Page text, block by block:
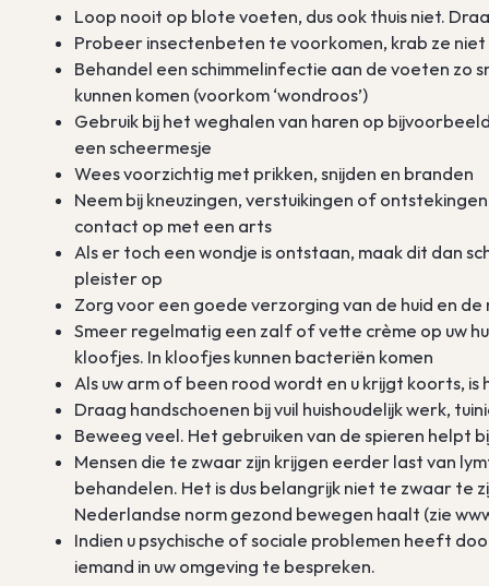
Loop nooit op blote voeten, dus ook thuis niet.
Probeer insectenbeten te voorkomen, krab ze
Behandel een schimmelinfectie aan de voeten zo
kunnen komen (voorkom ‘wondroos’)
Gebruik bij het weghalen van haren op
een scheermesje
Wees voorzichtig met prikken, snijden en branden
Neem bij kneuzingen, verstuikingen of
contact op met een arts
Als er toch een wondje is ontstaan, maak dit dan
pleister op
Zorg voor een goede verzorging van de huid en de
Smeer regelmatig een zalf of vette crème op uw
kloofjes. In kloofjes kunnen bacteriën komen
Als uw arm of been rood wordt en u krijgt koorts,
Draag handschoenen bij vuil huishoudelijk werk,
Beweeg veel. Het gebruiken van de spieren helpt
Mensen die te zwaar zijn krijgen eerder last van
behandelen. Het is dus belangrijk niet te zwaar te
Nederlandse norm gezond bewegen haalt (zie
Indien u psychische of sociale problemen heeft
iemand in uw omgeving te bespreken.